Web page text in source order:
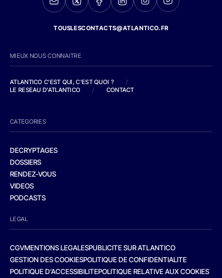
TOUSLESCONTACTS@ATLANTICO.FR
MIEUX NOUS CONNAITRE
ATLANTICO C'EST QUI, C'EST QUOI ?
/
LE RESEAU D'ATLANTICO
/ CONTACT
CATEGORIES
DECRYPTAGES
DOSSIERS
RENDEZ-VOUS
VIDEOS
PODCASTS
LEGAL
CGVMENTIONS LEGALESPUBLICITE SUR ATLANTICO
GESTION DES COOKIESPOLITIQUE DE CONFIDENTIALITE
POLITIQUE D’ACCESSIBILITEPOLITIQUE RELATIVE AUX COOKIES